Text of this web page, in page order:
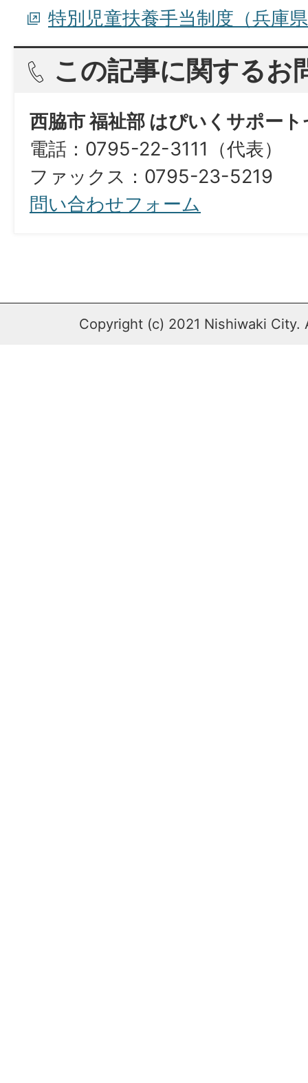
特別児童扶養手当制度（兵庫
この記事に関するお
西脇市 福祉部 はぴいくサポー
電話：0795-22-3111（代表）
ファックス：0795-23-5219
問い合わせフォーム
Copyright (c) 2021 Nishiwaki City.